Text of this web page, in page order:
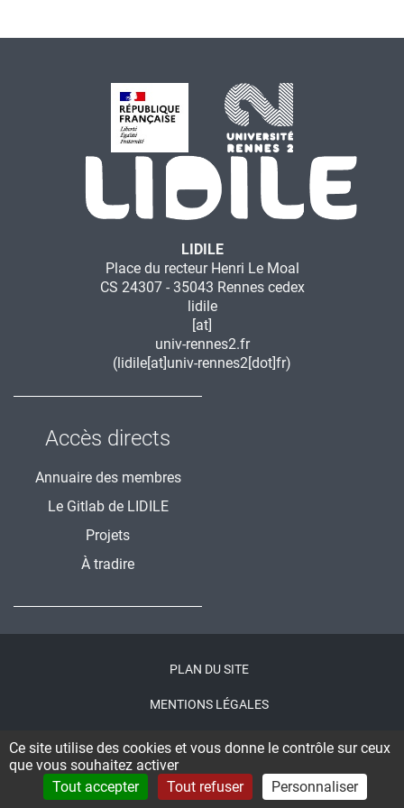
Ce site utilise des cookies et vous donne le contrôle sur ceux
que vous souhaitez activer
Tout accepter
Tout refuser Personnaliser
LIDILE
Place du recteur Henri Le Moal
CS 24307 - 35043 Rennes cedex
lidile
[at]
univ-rennes2.fr
(lidile[at]univ-rennes2[dot]fr)
Accès directs
Annuaire des membres
Le Gitlab de LIDILE
Projets
À tradire
page
PLAN DU SITE
MENTIONS LÉGALES
ACCESSIBILITÉ : NON CONFORME
CONNEXION